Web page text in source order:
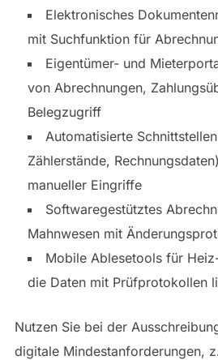
Elektronisches
mit Suchfunktion für
Eigentümer- und
von Abrechnungen,
Belegzugriff
Automatisierte
Zählerstände,
manueller Eingriffe
Softwaregestütztes
Mahnwesen mit
Mobile Ablesetools für
die Daten mit Prüfprotokollen
Nutzen Sie bei der
digitale Mindestanforderungen,